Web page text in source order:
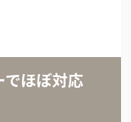
ほぼ対応